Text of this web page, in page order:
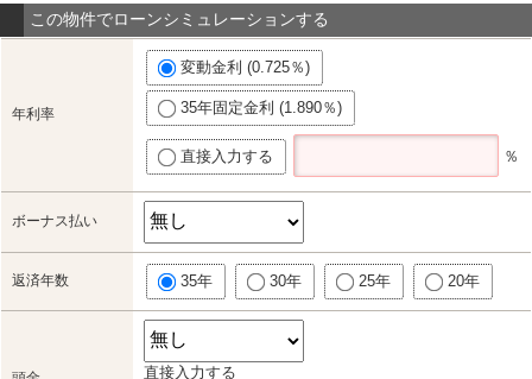
この物件でローンシミュレーションする
年利率
変動金利 (0.725％)
35年固定金利 (1.890％)
直接入力する ％
ボーナス払い
返済年数 35年 30年 25年 20年
直接入力する